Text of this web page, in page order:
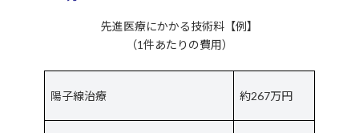
先進医療にかかる技術料【例】
（1件あたりの費用）
陽子線治療 約267万円